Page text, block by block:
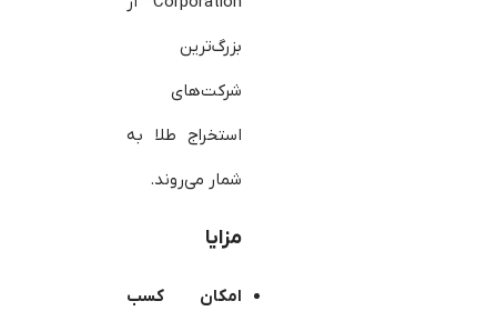
بزرگ‌ترین
شرکت‌های
استخراج طلا به
شمار می‌روند.
مزایا
امکان کسب